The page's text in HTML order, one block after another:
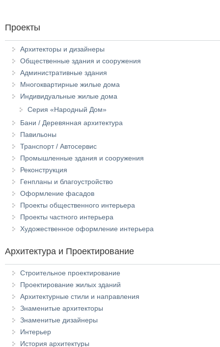
Проекты
Архитекторы и дизайнеры
Общественные здания и сооружения
Административные здания
Многоквартирные жилые дома
Индивидуальные жилые дома
Серия «Народный Дом»
Бани / Деревянная архитектура
Павильоны
Транспорт / Автосервис
Промышленные здания и сооружения
Реконструкция
Генпланы и благоустройство
Оформление фасадов
Проекты общественного интерьера
Проекты частного интерьера
Художественное оформление интерьера
Архитектура и Проектирование
Строительное проектирование
Проектирование жилых зданий
Архитектурные стили и направления
Знаменитые архитекторы
Знаменитые дизайнеры
Интерьер
История архитектуры